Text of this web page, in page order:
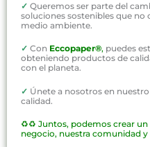
✓ Queremos ser parte del
soluciones sostenibles que
medio ambiente.
✓ Con Eccopaper®, puedes
obteniendo productos de
con el planeta.
✓ Únete a nosotros en
calidad.
♻️♻️ Juntos, podemos crear
negocio, nuestra comunidad